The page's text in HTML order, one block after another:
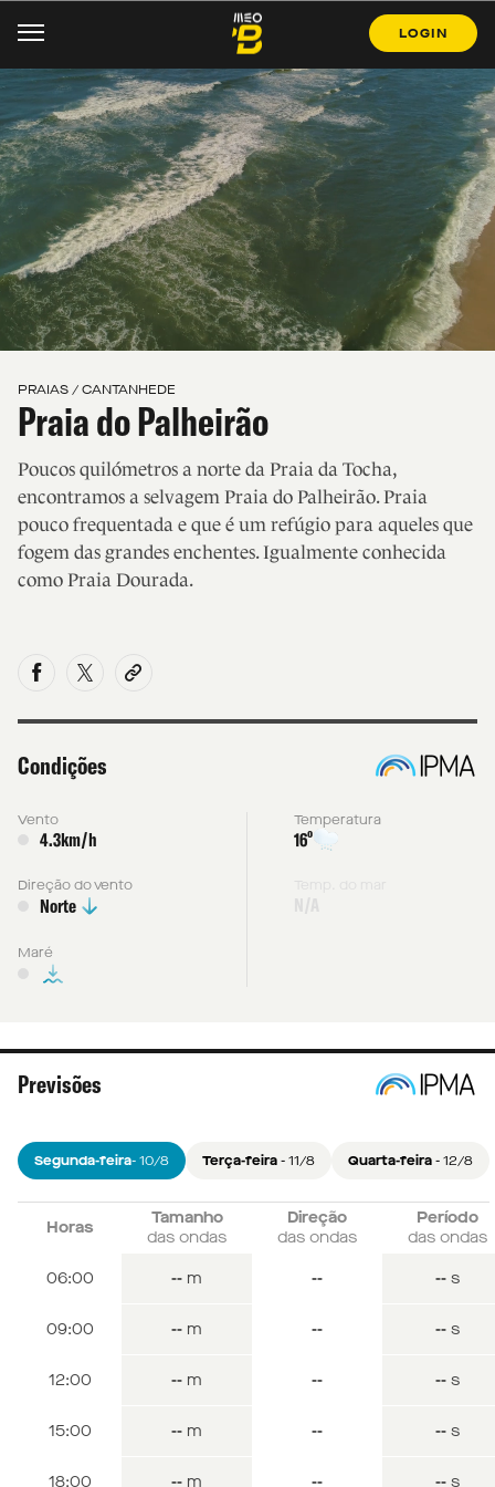
LOGIN
PRAIAS / CANTANHEDE
Praia do Palheirão
Poucos quilómetros a norte da Praia da Tocha,
encontramos a selvagem Praia do Palheirão. Praia
pouco frequentada e que é um refúgio para aqueles que
fogem das grandes enchentes. Igualmente conhecida
como Praia Dourada.
Condições
Vento
4.3km/h
Direção do vento
Norte
Maré
Temperatura
16º
Previsões
Segunda-feira- 10/8 Terça-feira- 11/8 Quarta-feira- 12/8
Horas
Tamanho
das ondas
Direção
das ondas
Período
das ondas
06:00
-- m -- -- s
09:00 -- m -- -- s
12:00 -- m -- -- s
15:00 -- m -- -- s
18:00 -- m -- -- s
Horas
Tamanho
das ondas
Direção
das ondas
Período
das ondas
06:00
m s
09:00 m s
12:00 m s
15:00 m s
18:00 m s
Horas
Tamanho
das ondas
Direção
das ondas
Período
das ondas
06:00
m s
09:00 m s
12:00 m s
15:00 m s
18:00 m s